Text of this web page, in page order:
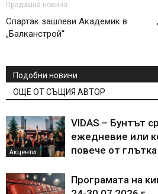
Предишна новина
Спартак зашлеви Академик в
„Балканстрой“
Подобни новини
ОЩЕ ОТ СЪЩИЯ АВТОР
Акценти
VIDAS – Бунтът
ежедневие или
повече от глътка
Програмата на